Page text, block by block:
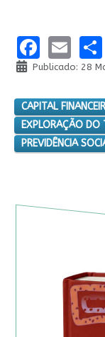
Publicado: 28
CAPITAL
EXPLORAÇÃO DO
PREVIDÊNCIA